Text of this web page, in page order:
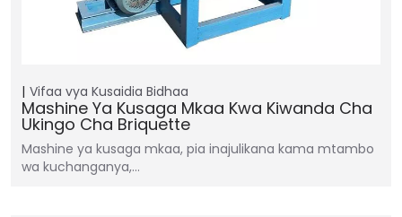
Vifaa vya Kusaidia Bidhaa
Mashine Ya Kusaga Mkaa Kwa Kiwanda Cha
Ukingo Cha Briquette
Mashine ya kusaga mkaa, pia inajulikana kama mtambo
wa kuchanganya,…